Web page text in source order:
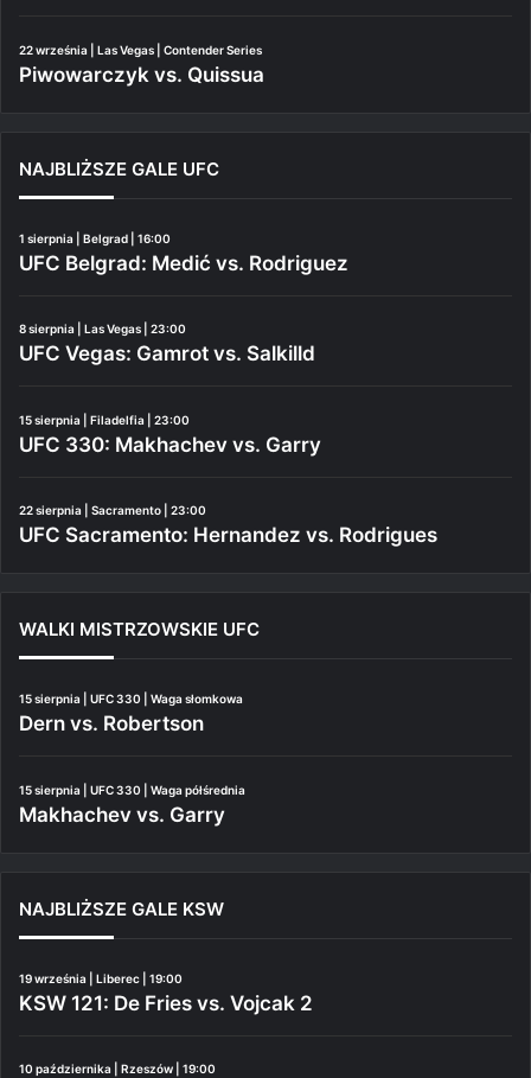
22 września | Las Vegas | Contender Series
Piwowarczyk vs. Quissua
NAJBLIŻSZE GALE UFC
1 sierpnia | Belgrad | 16:00
UFC Belgrad: Medić vs. Rodriguez
8 sierpnia | Las Vegas | 23:00
UFC Vegas: Gamrot vs. Salkilld
15 sierpnia | Filadelfia | 23:00
UFC 330: Makhachev vs. Garry
22 sierpnia | Sacramento | 23:00
UFC Sacramento: Hernandez vs. Rodrigues
WALKI MISTRZOWSKIE UFC
15 sierpnia | UFC 330 | Waga słomkowa
Dern vs. Robertson
15 sierpnia | UFC 330 | Waga półśrednia
Makhachev vs. Garry
NAJBLIŻSZE GALE KSW
19 września | Liberec | 19:00
KSW 121: De Fries vs. Vojcak 2
10 października | Rzeszów | 19:00